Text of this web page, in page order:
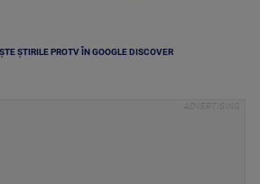
ȘTIRILE PROTV ÎN GOOGLE DISCOVER